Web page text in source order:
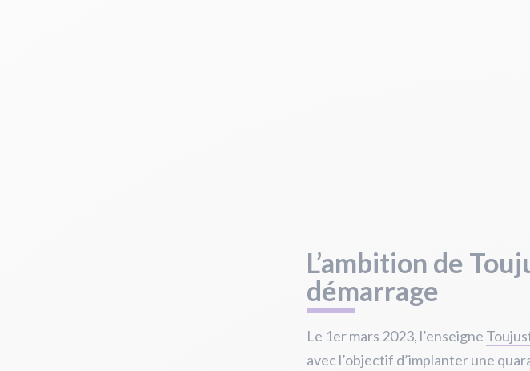
L’ambition de
démarrage
Le 1er mars 2023, l’enseigne
avec l’objectif d’implanter une